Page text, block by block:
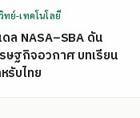
ทย์-เทคโนโลยี
ดล NASA–SBA ดัน
ษฐกิจอวกาศ บทเรียน
รับไทย